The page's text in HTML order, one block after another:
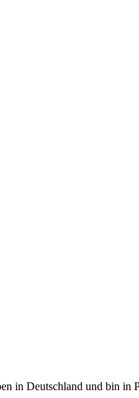
in Deutschland und bin